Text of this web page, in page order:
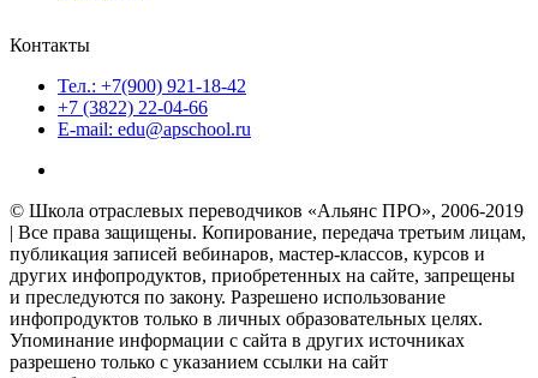
Контакты
Тел.: +7(900) 921-18-42
+7 (3822) 22-04-66
E-mail: edu@apschool.ru
© Школа отраслевых переводчиков «Альянс ПРО», 2006-2019
| Все права защищены. Копирование, передача третьим лицам,
публикация записей вебинаров, мастер-классов, курсов и
других инфопродуктов, приобретенных на сайте, запрещены
и преследуются по закону. Разрешено использование
инфопродуктов только в личных образовательных целях.
Упоминание информации с сайта в других источниках
разрешено только с указанием ссылки на сайт